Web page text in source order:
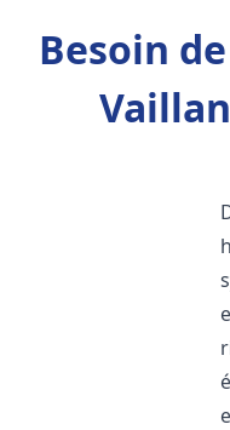
Besoin